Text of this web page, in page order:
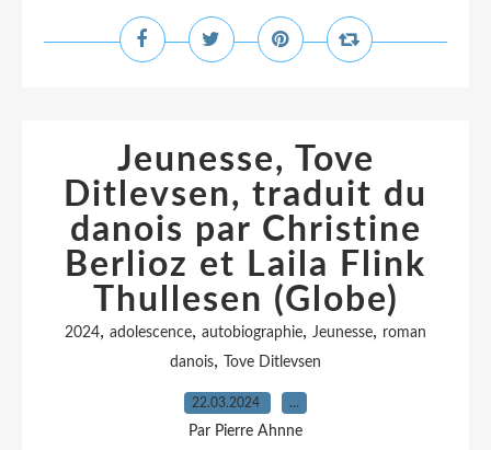
Jeunesse, Tove
Ditlevsen, traduit du
danois par Christine
Berlioz et Laila Flink
Thullesen (Globe)
2024, adolescence, autobiographie, Jeunesse, roman
danois, Tove Ditlevsen
22.03.2024 …
Par Pierre Ahnne